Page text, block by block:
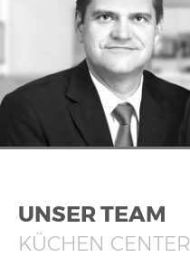
UNSER TEAM
KÜCHEN CENTER